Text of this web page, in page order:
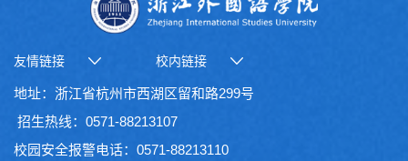
友情链接 校内链接
地址：浙江省杭州市西湖区留和路299号
招生热线：0571-88213107
校园安全报警电话：0571-88213110